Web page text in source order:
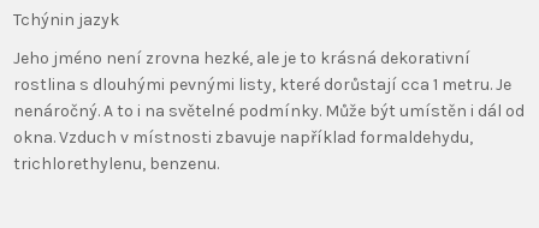
Tchýnin jazyk
Jeho jméno není zrovna hezké, ale je to krásná dekorativní
rostlina s dlouhými pevnými listy, které dorůstají cca 1 metru. Je
nenáročný. A to i na světelné podmínky. Může být umístěn i dál od
okna. Vzduch v místnosti zbavuje například formaldehydu,
trichlorethylenu, benzenu.